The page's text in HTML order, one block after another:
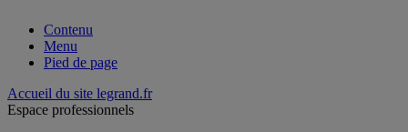
Contenu
Menu
Pied de page
Accueil du site legrand.fr
Espace professionnels